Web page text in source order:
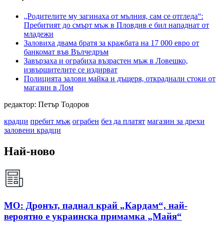
„Родителите му загинаха от мълния, сам се отгледа“:
Пребитият до смърт мъж в Пловдив е бил нападнат от
младежи
Заловиха двама братя за кражбата на 17 000 евро от
банкомат във Вълчедръм
Завързаха и ограбиха възрастен мъж в Ловешко,
извършителите се издирват
Полицията залови майка и дъщеря, откраднали стоки от
магазин в Лом
редактор: Петър Тодоров
крадци пребит мъж ограбен без да платят магазин за дрехи
заловени крадци
Най-ново
МО: Дронът, паднал край „Кардам“, най-
вероятно е украинска примамка „Майя“